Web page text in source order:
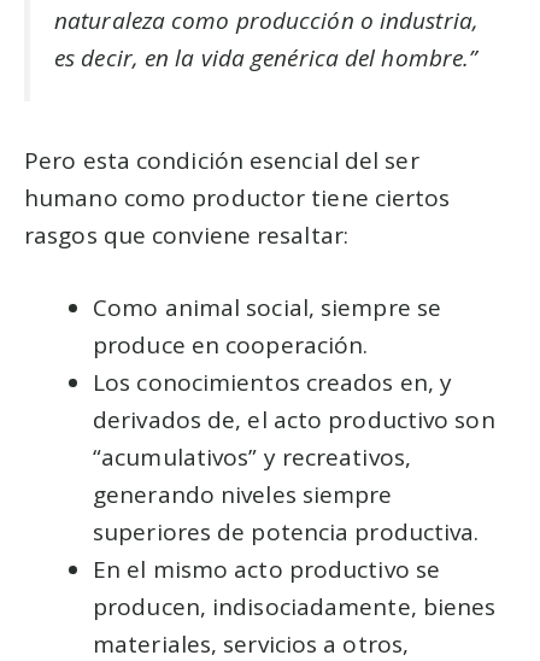
naturaleza como producción o industria,
es decir, en la vida genérica del hombre.”
Pero esta condición esencial del ser
humano como productor tiene ciertos
rasgos que conviene resaltar:
Como animal social, siempre se
produce en cooperación.
Los conocimientos creados en, y
derivados de, el acto productivo son
“acumulativos” y recreativos,
generando niveles siempre
superiores de potencia productiva.
En el mismo acto productivo se
producen, indisociadamente, bienes
materiales, servicios a otros,